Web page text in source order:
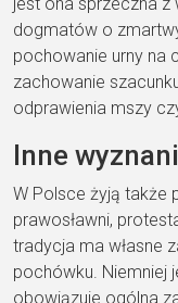
dogmatów o
pochowanie urny na
zachowanie
odprawienia mszy
Inne
W Polsce żyją także
prawosławni,
tradycja ma własne
pochówku. Niemniej
obowiązuje ogólna